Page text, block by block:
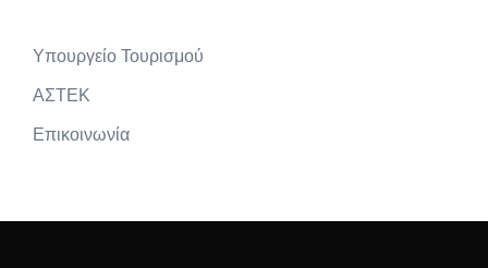
Υπουργείο Τουρισμού
ΑΣΤΕΚ
Επικοινωνία